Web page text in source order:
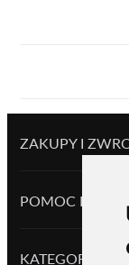
ZAKUPY I
POMOC I
KATEGORIE